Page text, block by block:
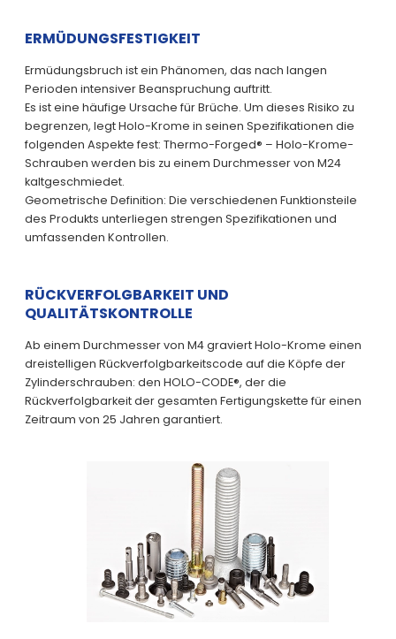
ERMÜDUNGSFESTIGKEIT
Ermüdungsbruch ist ein Phänomen, das nach langen
Perioden intensiver Beanspruchung auftritt.
Es ist eine häufige Ursache für Brüche. Um dieses Risiko zu
begrenzen, legt Holo-Krome in seinen Spezifikationen die
folgenden Aspekte fest: Thermo-Forged® – Holo-Krome-
Schrauben werden bis zu einem Durchmesser von M24
kaltgeschmiedet.
Geometrische Definition: Die verschiedenen Funktionsteile
des Produkts unterliegen strengen Spezifikationen und
umfassenden Kontrollen.
RÜCKVERFOLGBARKEIT UND
QUALITÄTSKONTROLLE
Ab einem Durchmesser von M4 graviert Holo-Krome einen
dreistelligen Rückverfolgbarkeitscode auf die Köpfe der
Zylinderschrauben: den HOLO-CODE®, der die
Rückverfolgbarkeit der gesamten Fertigungskette für einen
Zeitraum von 25 Jahren garantiert.